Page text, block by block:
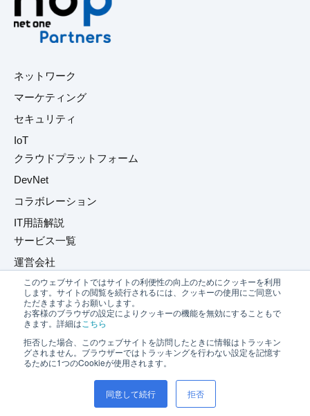
このウェブサイトではサイトの利便性の向上のためにクッキーを利用
します。サイトの閲覧を続行されるには、クッキーの使用にご同意い
ただきますようお願いします。
お客様のブラウザの設定によりクッキーの機能を無効にすることもで
きます。詳細は こちら
拒否した場合、このウェブサイトを訪問したときに情報はトラッキン
グされません。ブラウザーではトラッキングを行わない設定を記憶す
るために1つのCookieが使用されます。
同意して続行 拒否
ネットワーク
マーケティング
セキュリティ
IoT
クラウドプラットフォーム
DevNet
コラボレーション
IT用語解説
サービス一覧
運営会社
プライバシーポリシー
お問い合わせ
©2026 Net One Partners Co., Ltd.